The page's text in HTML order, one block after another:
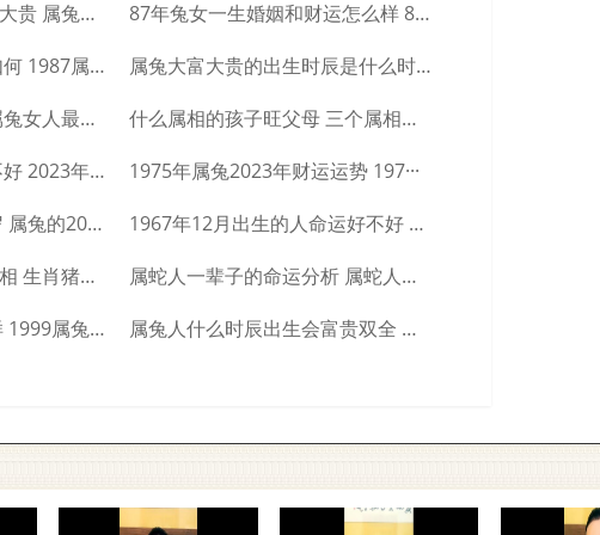
属兔哪个日期出生大富大贵 属兔人几日出生···
87年兔女一生婚姻和财运怎么样 87年兔···
1987属兔人的事业运如何 1987属兔···
属兔大富大贵的出生时辰是什么时候 大富大···
属兔女最怕的是什么 属兔女人最怕什么
什么属相的孩子旺父母 三个属相的孩子旺父···
2023年属兔几月出生不好 2023年属···
1975年属兔2023年财运运势 197···
属兔的2023年是多少岁 属兔的2023···
1967年12月出生的人命运好不好 19···
生肖猪的贵人是什么属相 生肖猪一生的贵人···
属蛇人一辈子的命运分析 属蛇人一生命运如···
1999生肖兔命运怎么样 1999属兔人···
属兔人什么时辰出生会富贵双全 属兔人富贵···